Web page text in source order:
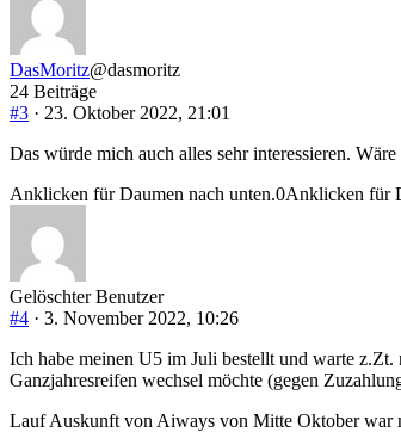
DasMoritz@dasmoritz
24 Beiträge
#3 · 23. Oktober 2022, 21:01
Das würde mich auch alles sehr interessieren.
Anklicken für Daumen nach unten.0Anklicken für
Gelöschter Benutzer
#4 · 3. November 2022, 10:26
Ich habe meinen U5 im Juli bestellt und warte
Ganzjahresreifen wechsel möchte (gegen
Lauf Auskunft von Aiways von Mitte Oktober war